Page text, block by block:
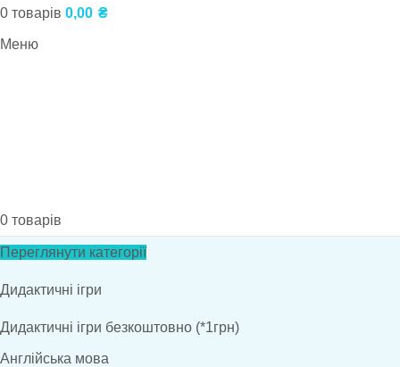
0 товарів 0,00 ₴
Меню
0 товарів
Переглянути категорії
Дидактичні ігри
Дидактичні ігри безкоштовно (*1грн)
Англійська мова